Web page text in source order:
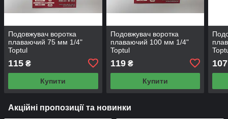
Подовжувач воротка
плаваючий 75 мм 1/4"
Toptul
115 ₴
Купити
Подовжувач воротка
плаваючий 100 мм 1/4"
Toptul
119₴
Купити
107
Акційні пропозиції та новинки